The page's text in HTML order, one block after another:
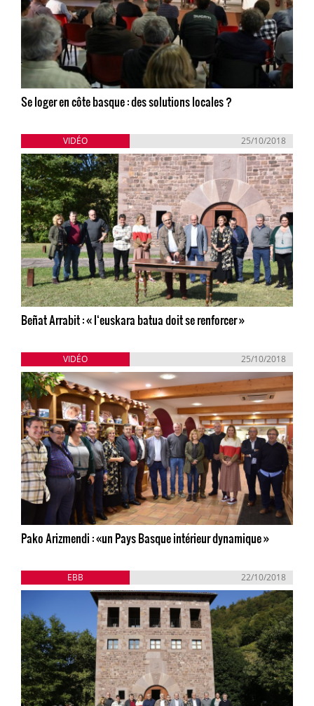
Se loger en côte basque : des solutions locales ?
VIDÉO 25/10/2018
Beñat Arrabit : « l‘euskara batua doit se renforcer »
VIDÉO 25/10/2018
Pako Arizmendi : «un Pays Basque intérieur dynamique »
EBB 22/10/2018